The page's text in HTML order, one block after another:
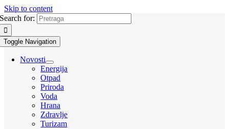
Skip to content
Search for:
Toggle Navigation
Novosti
Energija
Otpad
Priroda
Voda
Hrana
Zdravlje
Turizam